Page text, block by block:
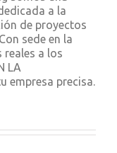
a la
de proyectos
sede en la
reales a los
LA
empresa precisa.